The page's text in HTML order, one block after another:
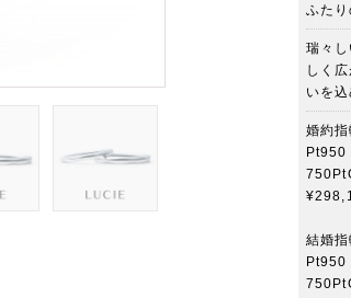
ふた
瑞々
しく
いを
婚約
Pt950
結婚指
Pt950